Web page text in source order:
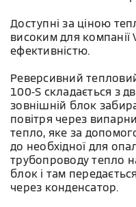
Доступні за ціною
високим для компанії
ефективністю.
Реверсивний
100-S складається з
зовнішній блок
повітря через
тепло, яке за
до необхідної для
трубопроводу тепло
блок і там
через конденсатор.